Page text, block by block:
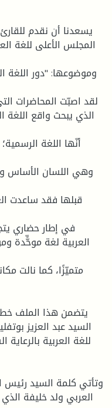
يسعدنا أن نقدم
لقد اصبّت المحاضرات
الذي يبحث واقع اللغة
أنّها اللغة
وهي اللسان الأساس
قبلها فقد ساعدت
في إطار حضاري
العربية لغة موحِّّدة
متميّزًا، كما نالت
يتضمن هذا الملف
السيد عبد العزيز
للغة العربية
وتأتي كلمة السيد رئيس
العربي ولد خليفة